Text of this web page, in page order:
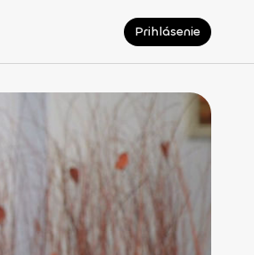
Prihlásenie